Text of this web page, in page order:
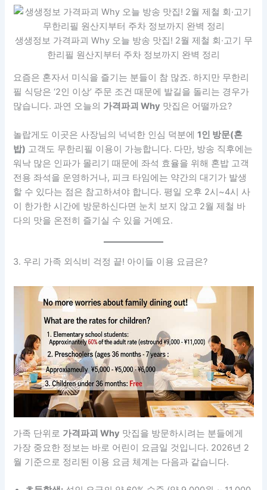
생생정보 가격파괴 Why 오늘 방송 맛집! 2월 제철 회·고기 무
한리필 원산지부터 주차 정보까지 완벽 정리
요즘은 혼자서 미식을 즐기는 분들이 참 많죠. 하지만 무한리
필 식당은 ‘2인 이상’ 주문 조건 때문에 발길을 돌리는 경우가
많습니다. 과연 오늘의 가격파괴 Why 맛집은 어떨까요?
놀랍게도 이곳은 사장님의 넉넉한 인심 덕분에1인 방문(혼
밥) 고객도 무한리필 이용이 가능합니다. 다만, 방송 직후에는
워낙 많은 인파가 몰리기 때문에 좌석 효율을 위해 혼밥 고객
전용 좌석을 운영하거나, 피크 타임에는 약간의 대기가 발생
할 수 있다는 점은 참고하셔야 합니다. 평일 오후 2시~4시 사
이 한가한 시간에 방문하신다면 눈치 보지 않고 2월 제철 바
다의 맛을 온전히 즐기실 수 있을 거예요.
3. 우리 가족 외식비 걱정 끝! 아이들 이용 요금은?
가족 단위로 가격파괴 Why 맛집을 방문하시려는 분들에게
가장 중요한 정보는 바로 어린이 요금일 것입니다. 2026년 2
월 기준으로 정리된 이용 요금 체계는 다음과 같습니다.